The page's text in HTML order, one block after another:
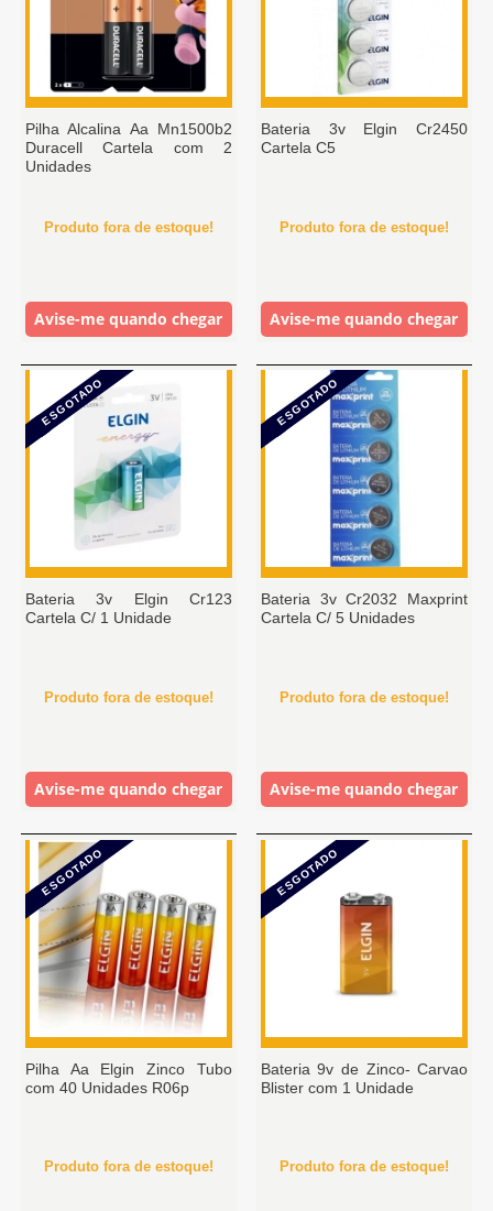
Pilha Alcalina Aa Mn1500b2
Duracell Cartela com 2
Unidades
Produto fora de estoque!
Avise-me quando chegar
Bateria 3v Elgin Cr2450
Cartela C5
Produto fora de estoque!
Avise-me quando chegar
ESGOTADO
Bateria 3v Elgin Cr123
Cartela C/ 1 Unidade
Produto fora de estoque!
Avise-me quando chegar
ESGOTADO
Bateria 3v Cr2032 Maxprint
Cartela C/ 5 Unidades
Produto fora de estoque!
Avise-me quando chegar
ESGOTADO
Pilha Aa Elgin Zinco Tubo
com 40 Unidades R06p
Produto fora de estoque!
ESGOTADO
Bateria 9v de Zinco- Carvao
Blister com 1 Unidade
Produto fora de estoque!